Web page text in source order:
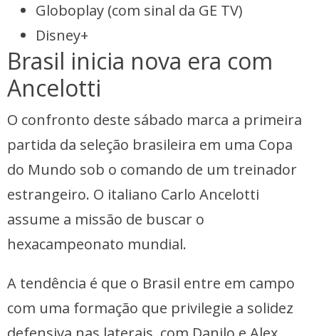
Globoplay (com sinal da GE TV)
Disney+
Brasil inicia nova era com
Ancelotti
O confronto deste sábado marca a primeira
partida da seleção brasileira em uma Copa
do Mundo sob o comando de um treinador
estrangeiro. O italiano Carlo Ancelotti
assume a missão de buscar o
hexacampeonato mundial.
A tendência é que o Brasil entre em campo
com uma formação que privilegie a solidez